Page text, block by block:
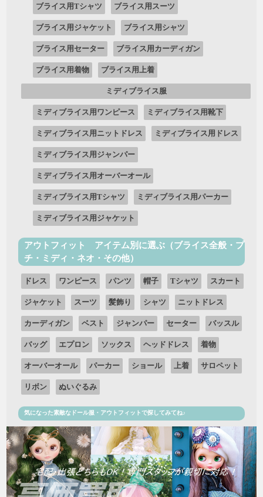
ブライス用Tシャツ ブライス用スーツ
ブライス用ジャケット ブライス用シャツ
ブライス用セーター ブライス用カーディガン
ブライス用着物 ブライス用上着
ミディブライス服
ミディブライス用ワンピース ミディブライス用靴下
ミディブライス用ニットドレス ミディブライス用ドレス
ミディブライス用ジャンパー
ミディブライス用オーバーオール
ミディブライス用Tシャツ ミディブライス用パーカー
ミディブライス用ジャケット
アウトフィット アイテム別に選ぶ（ブライス全般・プ
チ・ミディ・ネオ・その他）
ドレス ワンピース パンツ 帽子 Tシャツ スカート
ジャケット スーツ 髪飾り シャツ ニットドレス
カーディガン ベスト ジャンパー セーター バッスル
バッグ エプロン ソックス ヘッドドレス 着物
オーバーオール パーカー ショール 上着 サロペット
リボン ぬいぐるみ
気になった素敵なドール服・アウトフィットで探してみてね♪